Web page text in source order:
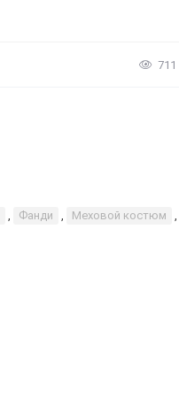
711
, Фанди , Меховой костюм ,